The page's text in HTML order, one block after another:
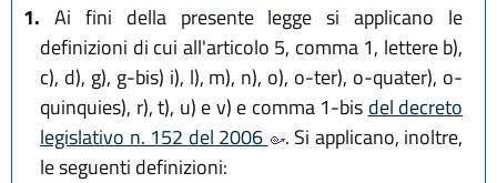
1. Ai fini della presente legge si applicano le
definizioni di cui all'articolo 5, comma 1, lettere b),
c), d), g), g-bis) i), l), m), n), o), o-ter), o-quater), o-
quinquies), r), t), u) e v) e comma 1-bis del decreto
legislativo n. 152 del 2006
. Si applicano, inoltre,
le seguenti definizioni: